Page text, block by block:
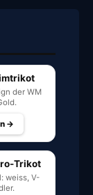
der WM
→
Trikot
weiss, V-